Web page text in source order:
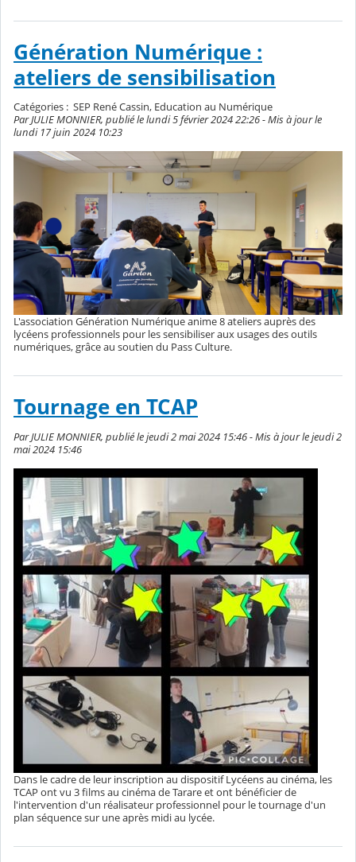
Génération Numérique :
ateliers de sensibilisation
Catégories : SEP René Cassin, Education au Numérique
Par JULIE MONNIER, publié le lundi 5 février 2024 22:26 - Mis à jour le
lundi 17 juin 2024 10:23
L'association Génération Numérique anime 8 ateliers auprès des
lycéens professionnels pour les sensibiliser aux usages des outils
numériques, grâce au soutien du Pass Culture.
Tournage en TCAP
Par JULIE MONNIER, publié le jeudi 2 mai 2024 15:46 - Mis à jour le jeudi 2
mai 2024 15:46
Dans le cadre de leur inscription au dispositif Lycéens au cinéma, les
TCAP ont vu 3 films au cinéma de Tarare et ont bénéficier de
l'intervention d'un réalisateur professionnel pour le tournage d'un
plan séquence sur une après midi au lycée.